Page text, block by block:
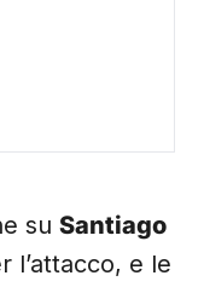
su Santiago
l’attacco, e le